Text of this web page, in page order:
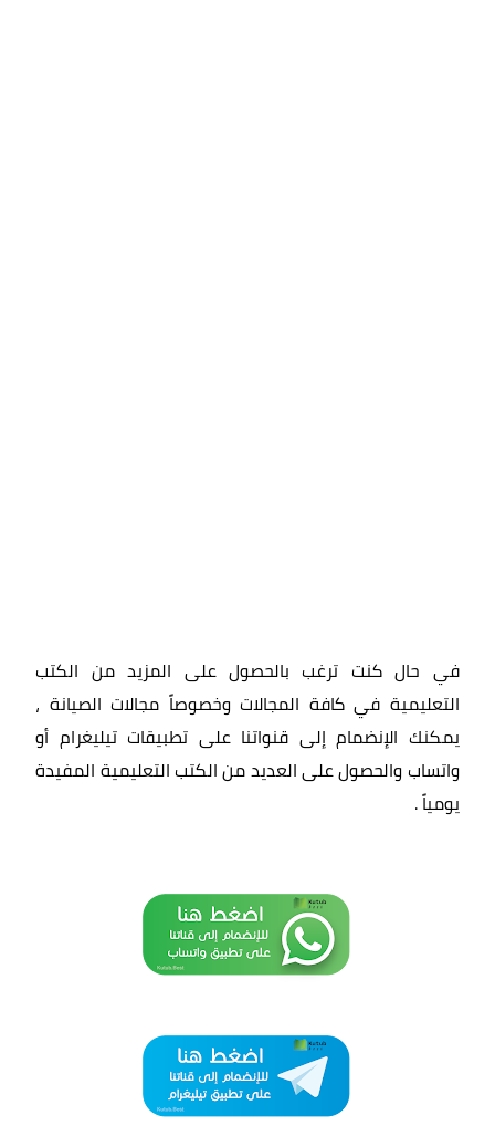
في حال كنت ترغب بالحصول على المزيد من الكتب
التعليمية في كافة المجالات وخصوصاً مجالات الصيانة ،
يمكنك الإنضمام إلى قنواتنا على تطبيقات تيليغرام أو
واتساب والحصول على العديد من الكتب التعليمية المفيدة
يومياً.